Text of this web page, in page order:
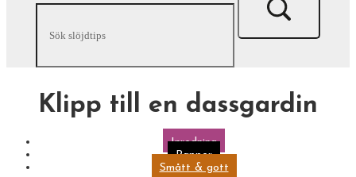
Klipp till en dassgardin
Inredning
Papper
Smått & gott